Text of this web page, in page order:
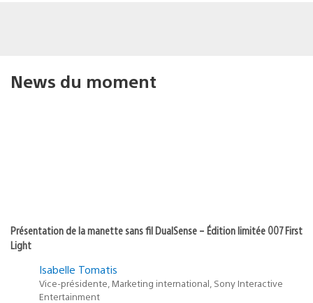
News du moment
Présentation de la manette sans fil DualSense – Édition limitée 007 First
Light
Isabelle Tomatis
Vice-présidente, Marketing international, Sony Interactive
Entertainment